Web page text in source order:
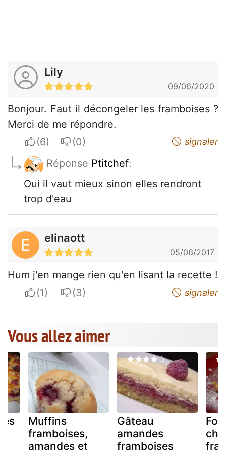
Lily
09/06/2020
Bonjour. Faut il décongeler les framboises ?
Merci de me répondre.
I apreciateI do not appreciate signaler
Réponse Ptitchef:
Oui il vaut mieux sinon elles rendront
trop d'eau
E elinaott
05/06/2017
Hum j'en mange rien qu'en lisant la recette !
I apreciateI do not appreciate signaler
Vous allez aimer
Muffins
framboises,
amandes et
Gâteau
amandes
framboises